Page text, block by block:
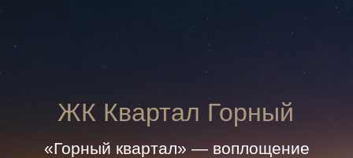
ЖК Квартал Горный
«Горный квартал» — воплощение